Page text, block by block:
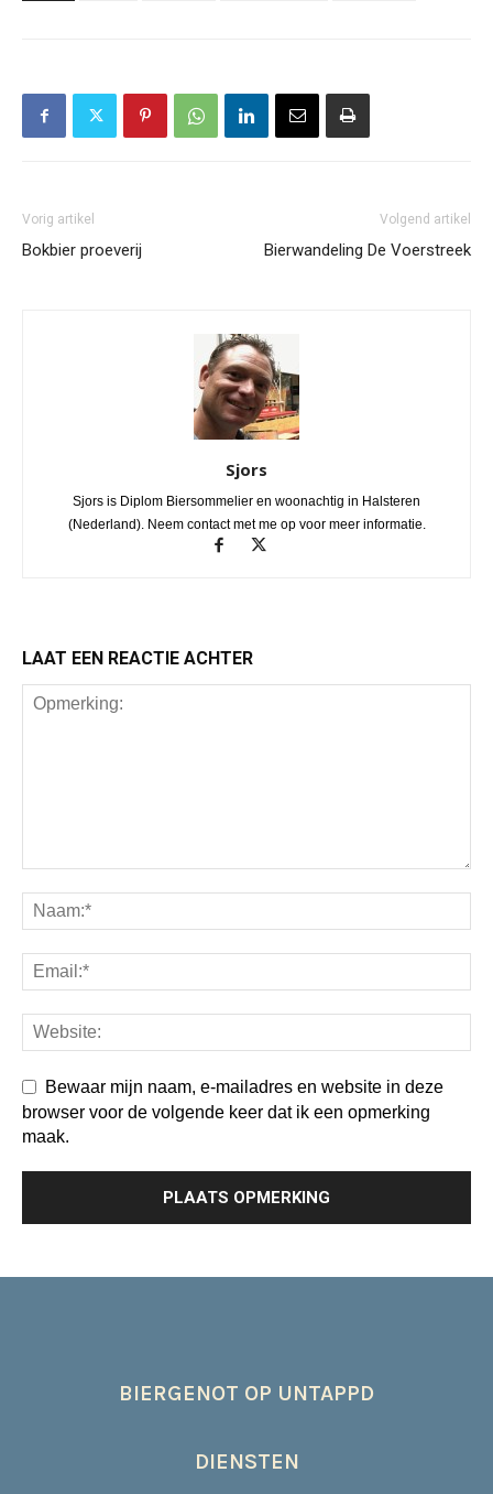
Vorig artikel
Bokbier proeverij
Volgend artikel
Bierwandeling De Voerstreek
Sjors
Sjors is Diplom Biersommelier en woonachtig in Halsteren
(Nederland). Neem contact met me op voor meer informatie.
LAAT EEN REACTIE ACHTER
Bewaar mijn naam, e-mailadres en website in deze
browser voor de volgende keer dat ik een opmerking
maak.
BIERGENOT OP UNTAPPD
DIENSTEN